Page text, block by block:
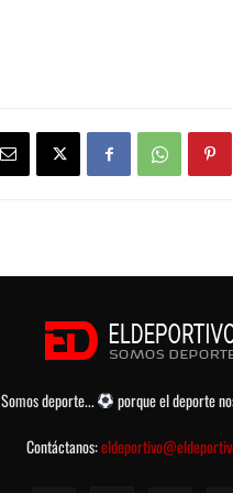
Somos deporte...
porque el deporte
Contáctanos: